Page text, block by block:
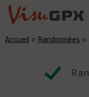
Accueil > Randonnées >